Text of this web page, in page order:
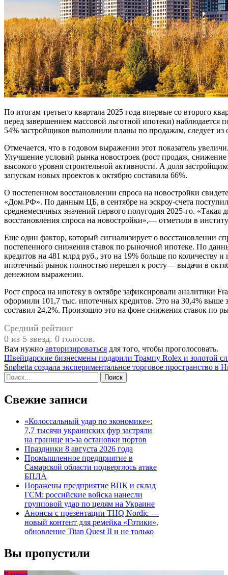
По итогам третьего квартала 2025 года впервые со второго
перед завершением массовой льготной ипотеки) наблюдается
54% застройщиков выполнили планы по продажам, следует
Отмечается, что в годовом выражении этот показатель
Улучшение условий рынка новостроек (рост продаж,
высокого уровня строительной активности. А доля
запускам новых проектов к октябрю составила 66%.
О постепенном восстановлении спроса на новостройки
«Дом.РФ». По данным ЦБ, в сентябре на эскроу-счета
среднемесячных значений первого полугодия 2025-го.
восстановления спроса на новостройки»,— отметили в
Еще один фактор, который сигнализирует о восстановлении
постепенного снижения ставок по рыночной ипотеке. По
кредитов на 481 млрд руб., это на 19% больше по количеству
ипотечный рынок полностью перешел к росту— выдачи в
денежном выражении.
Рост спроса на ипотеку в октябре зафиксировали аналитики
оформили 101,7 тыс. ипотечных кредитов. Это на 30,4% выше
составил 24,2%. Произошло это на фоне снижения ставок по
Средний рейтинг
0 из 5 звезд. 0 голосов.
Вам нужно авторизироваться для того, чтобы проголосовать.
Навигация
по
записям
Швейцарские бизнесмены подарили Трампу Rolex и золотой
Snøhetta создала экспериментальное торговое пространство в
Найти:
Свежие записи
«Колоссальный удар по экономике»:
7,7 тысячи украинских фур застряли
на границе из-за остановки портов
Праздники 8 августа 2026 года
Промышленное предприятие в
Самарской области подверглось атаке
БПЛА
Поражены предприятие ВПК и склад
ГСМ: российские войска нанесли
групповой удар по целям на Украине
Анонсы с презентации THQ Nordic —
новый контент для ремейка «Готики»,
обновление Titan Quest II и не только
Вы пропустили